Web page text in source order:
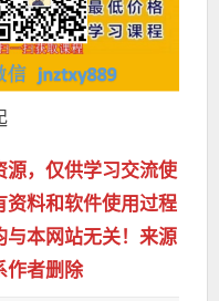
源，仅供学习交流使
料和软件使用过程
本网站无关！来源
作者删除